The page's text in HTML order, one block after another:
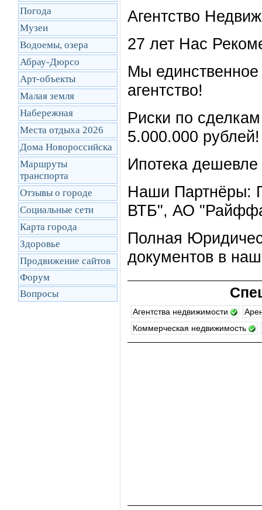
Погода
Музеи
Водоемы, озера
Абрау-Дюрсо
Арт-объекты
Малая земля
Набережная
Места отдыха 2026
Дома Новороссийска
Маршруты
транcпорта
Отзывы о городе
Социальные сети
Карта города
Здоровье
Продвижение сайтов
Форум
Вопросы
Агентство
27 лет Нас
Мы
агентство!
Риски по
5.000.000 рублей!
Ипотека
Наши Партнёры:
ВТБ", АО
Полная
документов в
Агентства недвижимости
Коммерческая недвижимость